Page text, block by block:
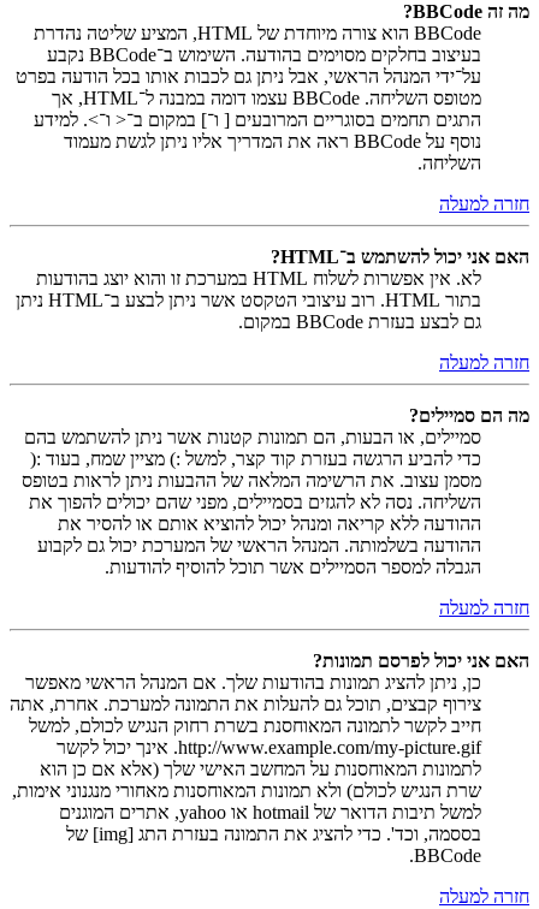
מה זה BBCode?
BBCode הוא צורה מיוחדת של HTML, המציע שליטה נהדרת
בעיצוב בחלקים מסוימים בהודעה. השימוש ב־BBCode נקבע
על־ידי המנהל הראשי, אבל ניתן גם לכבות אותו בכל הודעה בפרט
מטופס השליחה. BBCode עצמו דומה במבנה ל־HTML, אך
התגים תחמים בסוגריים המרובעים [ ו־] במקום ב־< ו־>. למידע
נוסף על BBCode ראה את המדריך אליו ניתן לגשת מעמוד
השליחה.
חזרה למעלה
האם אני יכול להשתמש ב־HTML?
לא. אין אפשרות לשלוח HTML במערכת זו והוא יוצג בהודעות
בתור HTML. רוב עיצובי הטקסט אשר ניתן לבצע ב־HTML ניתן
גם לבצע בעזרת BBCode במקום.
חזרה למעלה
מה הם סמיילים?
סמיילים, או הבעות, הם תמונות קטנות אשר ניתן להשתמש בהם
כדי להביע הרגשה בעזרת קוד קצר, למשל :) מציין שמח, בעוד :(
מסמן עצוב. את הרשימה המלאה של ההבעות ניתן לראות בטופס
השליחה. נסה לא להגזים בסמיילים, מפני שהם יכולים להפוך את
ההודעה ללא קריאה ומנהל יכול להוציא אותם או להסיר את
ההודעה בשלמותה. המנהל הראשי של המערכת יכול גם לקבוע
הגבלה למספר הסמיילים אשר תוכל להוסיף להודעות.
חזרה למעלה
האם אני יכול לפרסם תמונות?
כן, ניתן להציג תמונות בהודעות שלך. אם המנהל הראשי מאפשר
צירוף קבצים, תוכל גם להעלות את התמונה למערכת. אחרת, אתה
חייב לקשר לתמונה המאוחסנת בשרת רחוק הנגיש לכולם, למשל
http://www.example.com/my-picture.gif. אינך יכול לקשר
לתמונות המאוחסנות על המחשב האישי שלך (אלא אם כן הוא
שרת הנגיש לכולם) ולא תמונות המאוחסנות מאחורי מנגנוני אימות,
למשל תיבות הדואר של hotmail או yahoo, אתרים המוגנים
בססמה, וכד'. כדי להציג את התמונה בעזרת התג [img] של
BBCode.
חזרה למעלה